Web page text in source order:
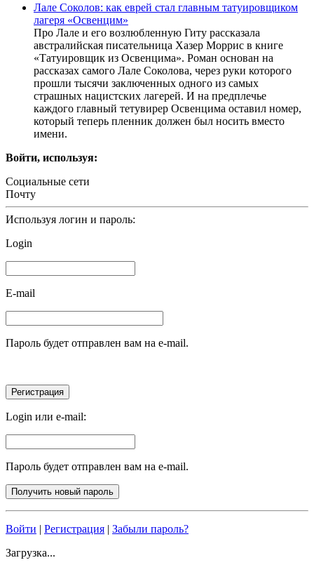
Лале Соколов: как еврей стал главным татуировщиком
лагеря «Освенцим»
Про Лале и его возлюбленную Гиту рассказала
австралийская писательница Хазер Моррис в книге
«Татуировщик из Освенцима». Роман основан на
рассказах самого Лале Соколова, через руки которого
прошли тысячи заключенных одного из самых
страшных нацистских лагерей. И на предплечье
каждого главный тетувирер Освенцима оставил номер,
который теперь пленник должен был носить вместо
имени.
Войти, используя:
Социальные сети
Почту
Используя логин и пароль:
Login
E-mail
Пароль будет отправлен вам на e-mail.
Login или e-mail:
Пароль будет отправлен вам на e-mail.
Войти | Регистрация | Забыли пароль?
Загрузка...